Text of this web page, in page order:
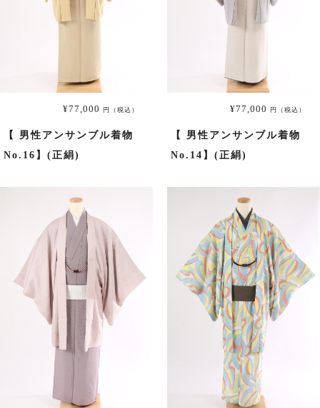
プラン・料金
大きいサイズ一覧へ
黒留袖
プラン・料金
黒留袖の商品一覧へ
大きいサイズ一覧へ
単衣（6月/9月の訪問着）
プラン・料金
¥77,000 円（税込）
【 男性アンサンブル着物
No.16】(正絹)
¥77,000 円（税込）
【 男性アンサンブル着物
No.14】(正絹)